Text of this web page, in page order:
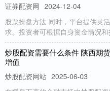
证券配资网 2024-12-04
股票操盘方法 同时，平台提供灵
求。投资者可根据自身资金情况
炒股配资需要什么条件 陕西期
增值
炒股配资网站 2025-06-03